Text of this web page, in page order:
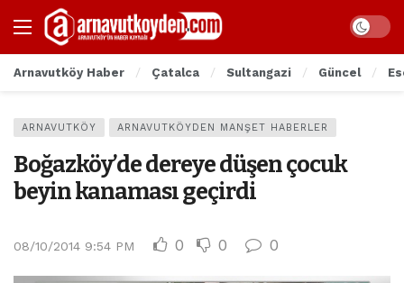
Arnavutköy Haber Çatalca Sultangazi Güncel
ARNAVUTKÖY ARNAVUTKÖYDEN MANŞET HABERLER
Boğazköy’de dereye düşen çocuk
beyin kanaması geçirdi
08/10/2014 9:54 PM 0 0 0